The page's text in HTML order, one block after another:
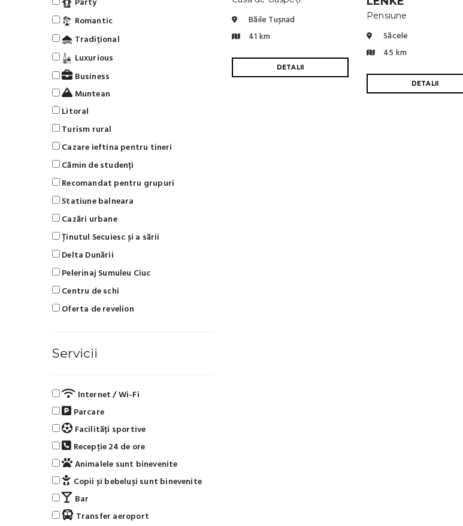
Romantic
Tradiţional
Luxurious
Business
Muntean
Litoral
Turism rural
Cazare ieftina pentru tineri
Cămin de studenți
Recomandat pentru grupuri
Statiune balneara
Cazări urbane
Ținutul Secuiesc și a sării
Delta Dunării
Pelerinaj Sumuleu Ciuc
Centru de schi
Oferta de revelion
Servicii
Internet / Wi-Fi
Parcare
Facilități sportive
Recepție 24 de ore
Animalele sunt binevenite
Copii și bebeluși sunt binevenite
Bar
Transfer aeroport
Băile Tușnad
41 km
DETALII
Pensiune
Săcele
45 km
DETALII